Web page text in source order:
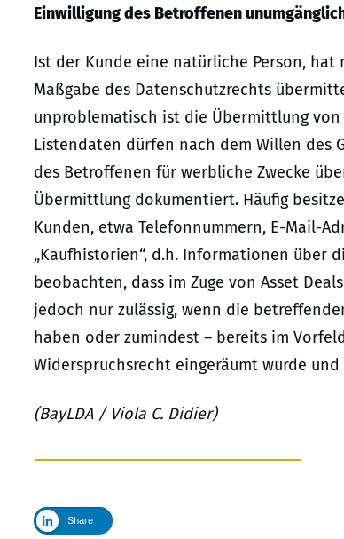
Einwilligung des Betroffenen
Ist der Kunde eine natürliche Person, hat
Maßgabe des Datenschutzrechts
unproblematisch ist die Übermittlung von
Listendaten dürfen nach dem Willen des
des Betroffenen für werbliche Zwecke
Übermittlung dokumentiert. Häufig
Kunden, etwa Telefonnummern, E-Mail-
„Kaufhistorien“, d.h. Informationen über
beobachten, dass im Zuge von Asset
jedoch nur zulässig, wenn die
haben oder zumindest – bereits im
Widerspruchsrecht eingeräumt wurde
(BayLDA / Viola C. Didier)
Share